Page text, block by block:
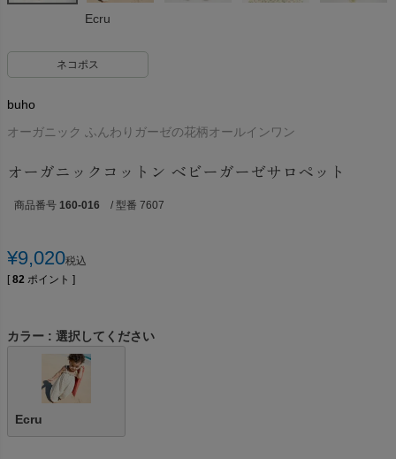
Ecru
ネコポス
buho
オーガニック ふんわりガーゼの花柄オールインワン
オーガニックコットン ベビーガーゼサロペット
商品番号 160-016 / 型番 7607
¥9,020税込
[ 82 ポイント ]
カラー 選択してください
Ecru